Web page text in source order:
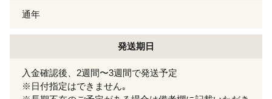
通年
発送期日
入金確認後、2週間〜3週間で発送予定
※日付指定はできません｡